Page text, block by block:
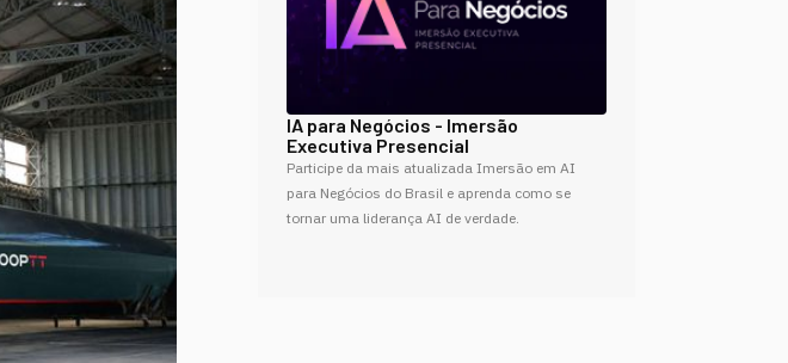
IA para Negócios - Imersão
Executiva Presencial
Participe da mais atualizada Imersão em AI
para Negócios do Brasil e aprenda como se
tornar uma liderança AI de verdade.